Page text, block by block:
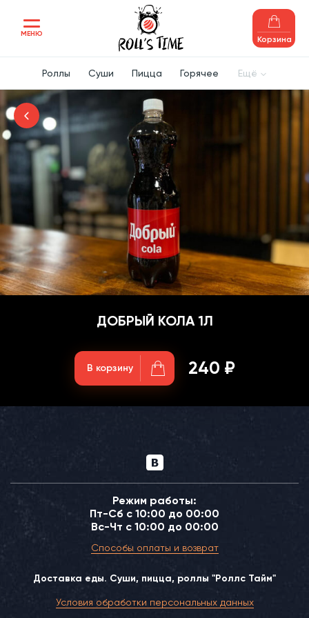
МЕНЮ
Корзина
Роллы Суши Пицца Горячее Ещё
ДОБРЫЙ КОЛА 1Л
В корзину 240 ₽
Доставка еды. Суши, пицца, роллы "Роллс Тайм"
Условия обработки персональных данных
Режим работы:
Пт-Сб с 10:00 до 00:00
Вс-Чт с 10:00 до 00:00
Способы оплаты и возврат